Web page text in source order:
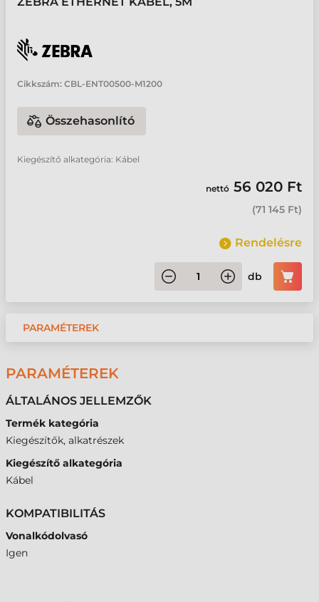
Cikkszám: CBL-ENT00500-M1200
Összehasonlító
Kiegészítő alkategória: Kábel
nettó 56 020 Ft
(71 145 Ft)
Rendelésre
db
PARAMÉTEREK
PARAMÉTEREK
ÁLTALÁNOS JELLEMZŐK
Termék kategória
Kiegészítők, alkatrészek
Kiegészítő alkategória
Kábel
KOMPATIBILITÁS
Vonalkódolvasó
Igen